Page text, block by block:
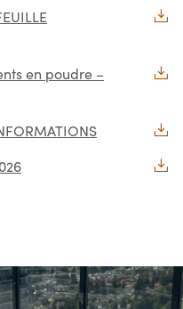
en poudre –